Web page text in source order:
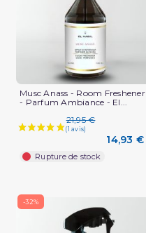
Musc Anass - Room Freshener
- Parfum Ambiance - El...
21,95 €
14,93 €
Rupture de stock
-32%